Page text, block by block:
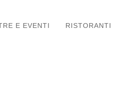
E EVENTI RISTORANTI